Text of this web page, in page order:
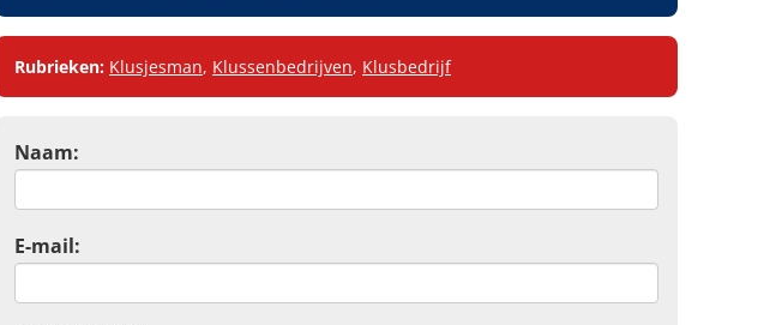
Rubrieken: Klusjesman, Klussenbedrijven, Klusbedrijf
Naam:
E-mail: